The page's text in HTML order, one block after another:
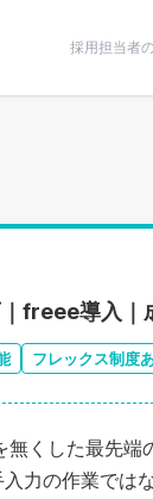
採用担当者
freee導入｜
フレックス制度
くした最先端
力の作業では